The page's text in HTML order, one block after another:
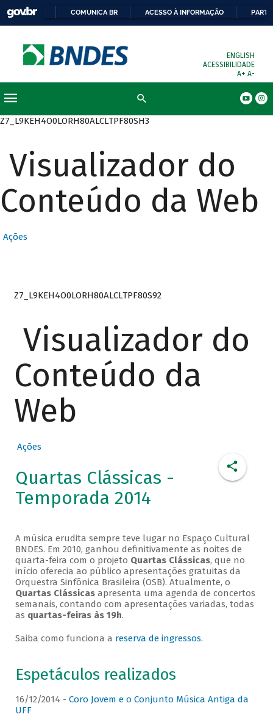
COMUNICA BR ACESSO À INFORMAÇÃO
ENGLISH
ACESSIBILIDADE
A+ A-
Z7_L9KEH4O0LORH80ALCLTPF80SH3
Visualizador do
Conteúdo da Web
Ações
Z7_L9KEH4O0LORH80ALCLTPF80S92
Visualizador do
Conteúdo da
Web
Ações
Quartas Clássicas -
Temporada 2014
A música erudita sempre teve lugar no Espaço Cultural
BNDES. Em 2010, ganhou definitivamente as noites de
quarta-feira com o projeto Quartas Clássicas, que no
início oferecia ao público apresentações gratuitas da
Orquestra Sinfônica Brasileira (OSB). Atualmente, o
Quartas Clássicasapresenta uma agenda de concertos
semanais, contando com apresentações variadas, todas
as quartas-feiras às 19h.
Saiba como funciona a reserva de ingressos.
Espetáculos realizados
16/12/2014 - Coro Jovem e o Conjunto Música Antiga da
UFF